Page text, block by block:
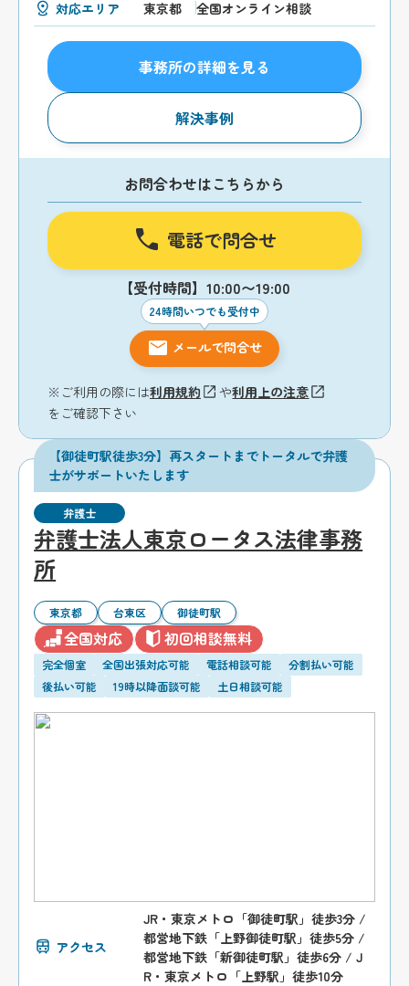
対応エリア 東京都 全国オンライン相談
事務所の詳細を見る
解決事例
お問合わせはこちらから
電話で問合せ
【受付時間】10:00〜19:00
24時間いつでも受付中
メールで問合せ
※ご利用の際には利用規約 や利用上の注意
をご確認下さい
【御徒町駅徒歩3分】再スタートまでトータルで弁護
士がサポートいたします
弁護士
弁護士法人東京ロータス法律事務
所
東京都 台東区 御徒町駅
全国対応 初回相談無料
完全個室 全国出張対応可能 電話相談可能
分割払い可能
後払い可能
19時以降面談可能 土日相談可能
アクセス
JR・東京メトロ「御徒町駅」徒歩3分 /
都営地下鉄「上野御徒町駅」徒歩5分 /
都営地下鉄「新御徒町駅」徒歩6分 / J
R・東京メトロ「上野駅」徒歩10分